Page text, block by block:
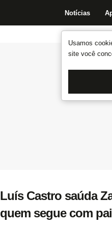
Usamos
site você
Notícias
Luís Castro saúda
quem segue com